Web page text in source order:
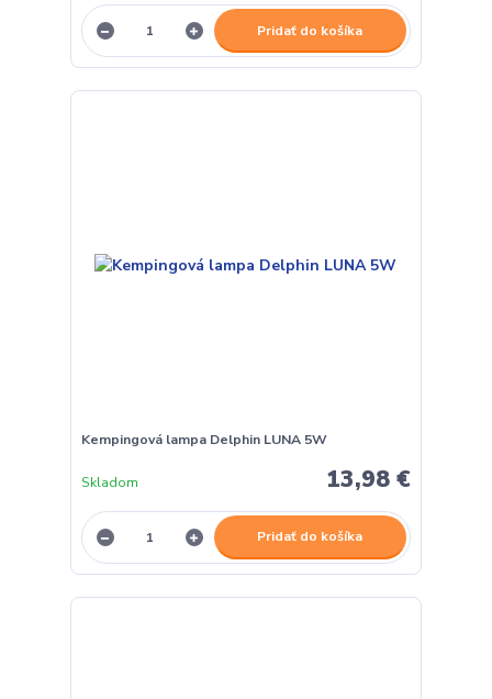
Pridať do košíka
Kempingová lampa Delphin LUNA 5W
13,98 €
Skladom
Pridať do košíka